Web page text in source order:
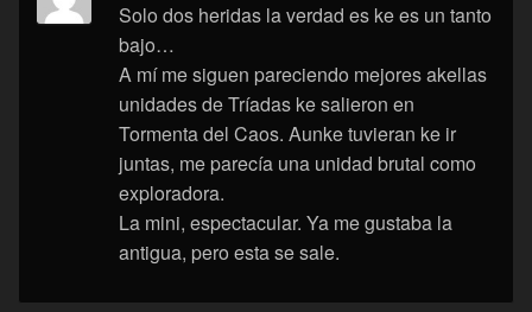
Solo dos heridas la verdad es ke es un tanto
bajo…
A mí me siguen pareciendo mejores akellas
unidades de Tríadas ke salieron en
Tormenta del Caos. Aunke tuvieran ke ir
juntas, me parecía una unidad brutal como
exploradora.
La mini, espectacular. Ya me gustaba la
antigua, pero esta se sale.